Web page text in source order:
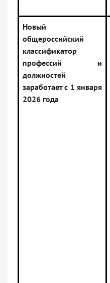
Новый
общероссийский
классификатор
профессий и
должностей
заработает с 1 января
2026 года